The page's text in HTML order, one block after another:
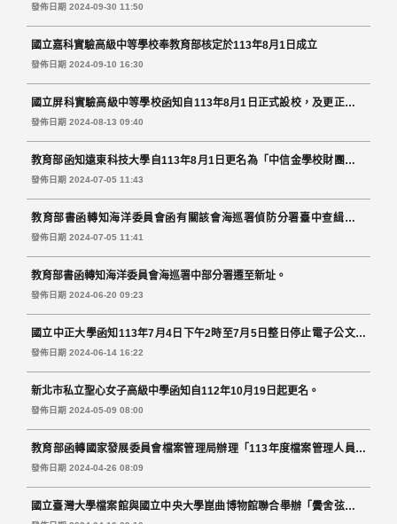
辦「AIx3D科博至 『寶』-紀念漢寶德館長線上檔案展」。
發佈日期 2024-09-30 11:50
國立嘉科實驗高級中等學校奉教育部核定於113年8月1日成立
發佈日期 2024-09-10 16:30
國立屏科實驗高級中等學校函知自113年8月1日正式設校，及更正機關
名稱及代碼，以利公文電子交換。
發佈日期 2024-08-13 09:40
教育部函知遠東科技大學自113年8月1日更名為「中信金學校財團法人
中信科技大學」(CTBC University of Science and Technology)。
發佈日期 2024-07-05 11:43
教育部書函轉知海洋委員會函有關該會海巡署偵防分署臺中查緝隊自
113年6月19日起遷移新址。
發佈日期 2024-07-05 11:41
教育部書函轉知海洋委員會海巡署中部分署遷至新址。
發佈日期 2024-06-20 09:23
國立中正大學函知113年7月4日下午2時至7月5日整日停止電子公文交
換作業。
發佈日期 2024-06-14 16:22
新北市私立聖心女子高級中學函知自112年10月19日起更名。
發佈日期 2024-05-09 08:00
教育部函轉國家發展委員會檔案管理局辦理「113年度檔案管理人員專
業認證基礎級考試簡章」
發佈日期 2024-04-26 08:09
國立臺灣大學檔案館與國立中央大學崑曲博物館聯合舉辦「黌舍弦歌：